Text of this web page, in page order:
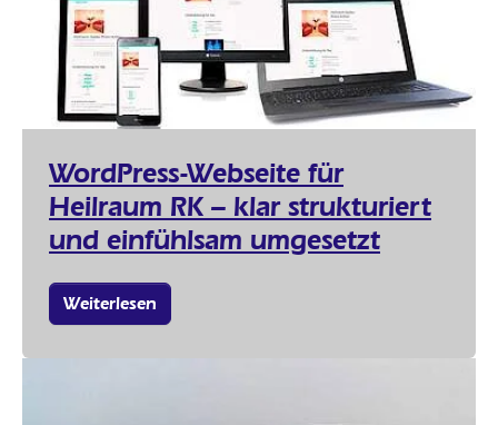
WordPress-Webseite für
Heilraum RK – klar strukturiert
und einfühlsam umgesetzt
Weiterlesen